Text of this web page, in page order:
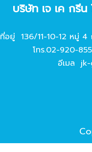
บริษัท เจ เค กรี
ที่อยู่ 136/11-10-12 หมู่ 4
โทร.02-920-
อีเมล